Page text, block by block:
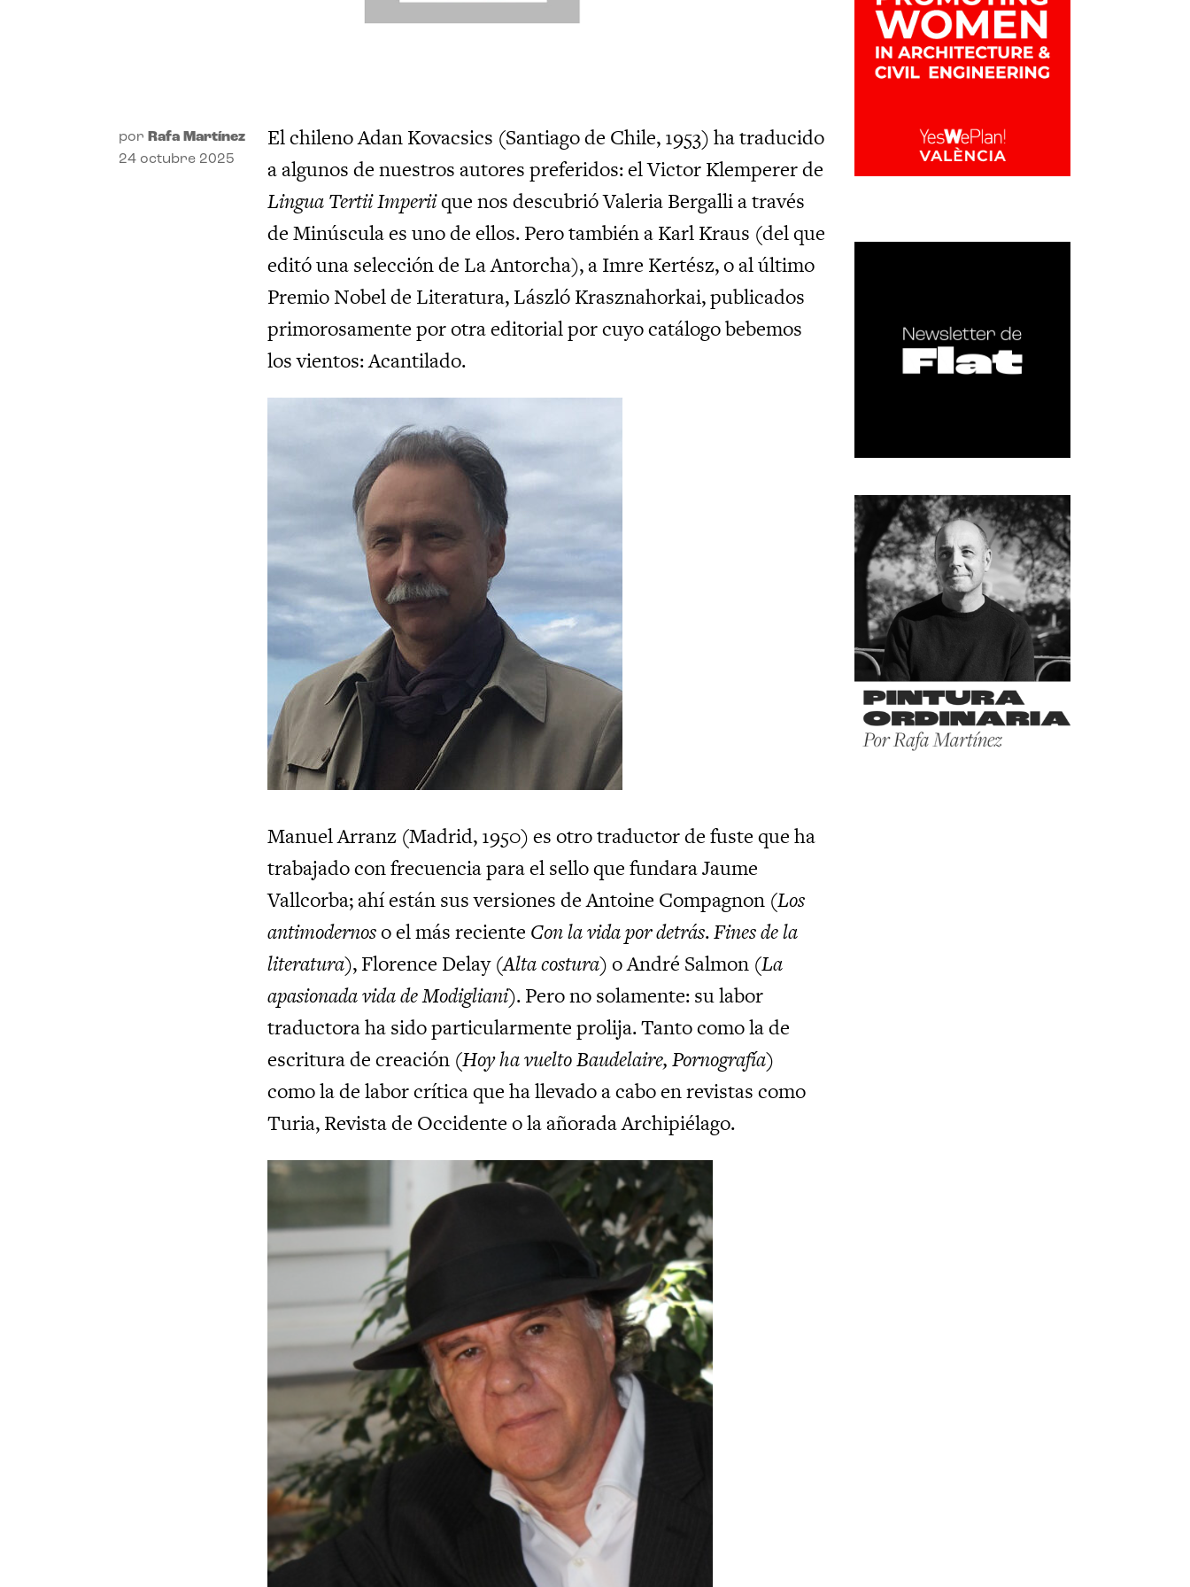
por Rafa Martínez
24 octubre 2025
El chileno Adan Kovacsics (Santiago de Chile, 1953) ha traducido
a algunos de nuestros autores preferidos: el Victor Klemperer de
Lingua Tertii Imperiique nos descubrió Valeria Bergalli a través
de Minúscula es uno de ellos. Pero también a Karl Kraus (del que
editó una selección de La Antorcha), a Imre Kertész, o al último
Premio Nobel de Literatura, László Krasznahorkai, publicados
primorosamente por otra editorial por cuyo catálogo bebemos
los vientos: Acantilado.
Manuel Arranz (Madrid, 1950) es otro traductor de fuste que ha
trabajado con frecuencia para el sello que fundara Jaume
Vallcorba; ahí están sus versiones de Antoine Compagnon (Los
antimodernoso el más reciente Con la vida por detrás.Fines de la
literatura), Florence Delay (Alta costura) o André Salmon (La
apasionada vida de Modigliani). Pero no solamente: su labor
traductora ha sido particularmente prolija. Tanto como la de
escritura de creación (Hoy ha vuelto Baudelaire, Pornografía)
como la de labor crítica que ha llevado a cabo en revistas como
Turia, Revista de Occidente o la añorada Archipiélago.